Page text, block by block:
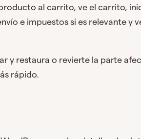
al carrito, ve el carrito,
e impuestos si es relevante y
y restaura o revierte la parte
rápido.